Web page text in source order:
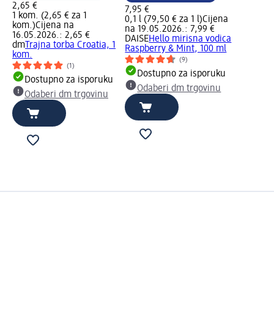
2,65 €
1 kom. (2,65 € za 1
kom.)Cijena na
16.05.2026.: 2,65 €
dm Trajna torba Croatia, 1
kom.
(1)
Dostupno za isporuku
Odaberi dm trgovinu
7,95 €
0,1 l (79,50 € za 1 l)Cijena
na 19.05.2026.: 7,99 €
DAISEHello mirisna vodica
Raspberry & Mint, 100 ml
(9)
Dostupno za isporuku
Odaberi dm trgovinu